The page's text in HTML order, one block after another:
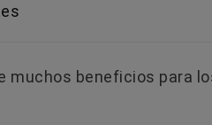
muchos beneficios para